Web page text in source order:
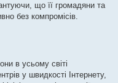
що її громадяни та
без компромісів.
в усьому світі
у швидкості Інтернету,